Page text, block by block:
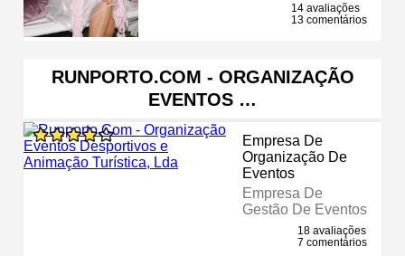
14 avaliações
13 comentários
RUNPORTO.COM - ORGANIZAÇÃO
EVENTOS …
Empresa De
Organização De
Eventos
Empresa De
Gestão De Eventos
18 avaliações
7 comentários